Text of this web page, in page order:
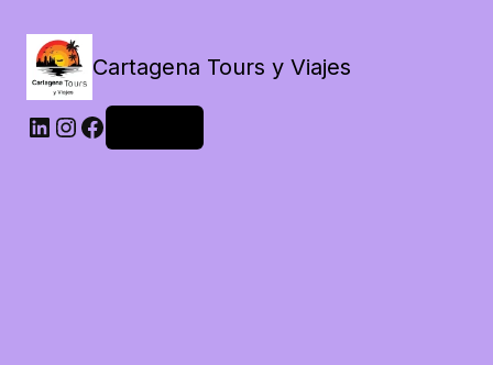
Cartagena Tours y Viajes
LinkedIn
Instagram
Facebook